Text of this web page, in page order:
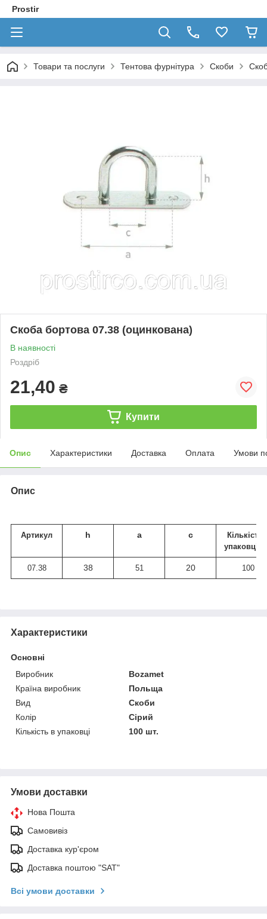
Prostir
Товари та послуги Тентова фурнітура Скоби
Скоба бортова 07.38 (оцинкована)
В наявності
Роздріб
21,40 ₴
Купити
Опис Характеристики Доставка Оплата Умови
Опис
Артикул h a c
Кількість
упаковці,
07.38 38 51 20 100
Характеристики
Основні
Виробник
Bozamet
Країна виробник
Польща
Вид
Скоби
Колір
Сірий
Кількість в упаковці
100 шт.
Умови доставки
Нова Пошта
Самовивіз
Доставка кур'єром
Доставка поштою "SAT"
Всі умови доставки